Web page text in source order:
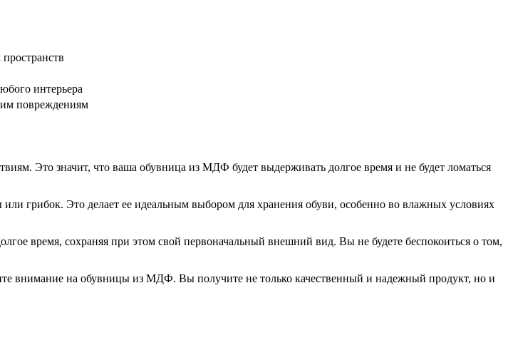
интерьера
повреждениям
Это значит, что ваша обувница из МДФ будет выдерживать долгое время и не будет ломаться
грибок. Это делает ее идеальным выбором для хранения обуви, особенно во влажных условиях
время, сохраняя при этом свой первоначальный внешний вид. Вы не будете беспокоиться о том,
внимание на обувницы из МДФ. Вы получите не только качественный и надежный продукт, но и